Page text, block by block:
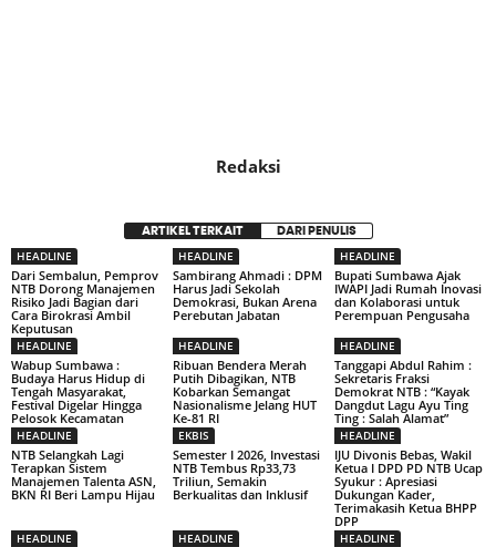
Redaksi
ARTIKEL TERKAIT DARI PENULIS
HEADLINE
Dari Sembalun, Pemprov
NTB Dorong Manajemen
Risiko Jadi Bagian dari
Cara Birokrasi Ambil
Keputusan
HEADLINE
Sambirang Ahmadi : DPM
Harus Jadi Sekolah
Demokrasi, Bukan Arena
Perebutan Jabatan
HEADLINE
Bupati Sumbawa Ajak
IWAPI Jadi Rumah Inovasi
dan Kolaborasi untuk
Perempuan Pengusaha
HEADLINE
Wabup Sumbawa :
Budaya Harus Hidup di
Tengah Masyarakat,
Festival Digelar Hingga
Pelosok Kecamatan
HEADLINE
Ribuan Bendera Merah
Putih Dibagikan, NTB
Kobarkan Semangat
Nasionalisme Jelang HUT
Ke-81 RI
HEADLINE
Tanggapi Abdul Rahim :
Sekretaris Fraksi
Demokrat NTB : “Kayak
Dangdut Lagu Ayu Ting
Ting : Salah Alamat”
HEADLINE
NTB Selangkah Lagi
Terapkan Sistem
Manajemen Talenta ASN,
BKN RI Beri Lampu Hijau
EKBIS
Semester I 2026, Investasi
NTB Tembus Rp33,73
Triliun, Semakin
Berkualitas dan Inklusif
HEADLINE
IJU Divonis Bebas, Wakil
Ketua I DPD PD NTB Ucap
Syukur : Apresiasi
Dukungan Kader,
Terimakasih Ketua BHPP
DPP
HEADLINE HEADLINE HEADLINE